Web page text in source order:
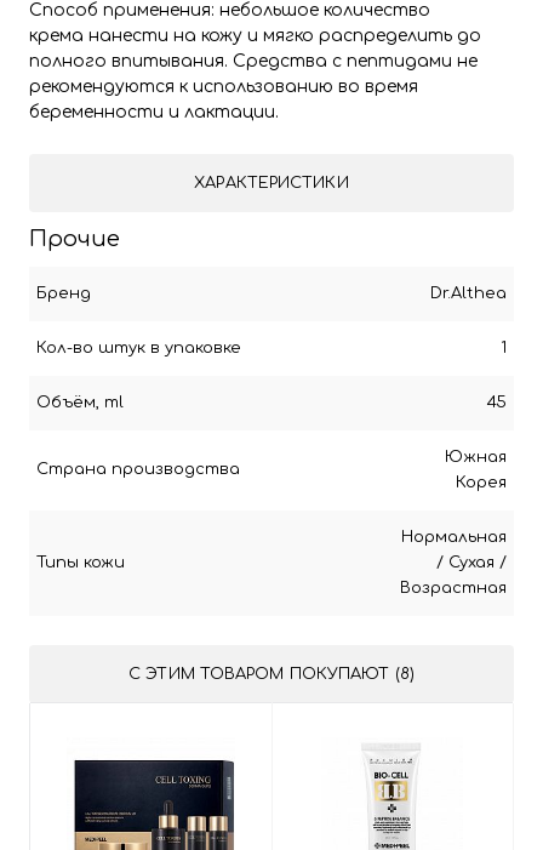
Способ применения: небольшое количество
крема нанести на кожу и мягко распределить до
полного впитывания. Средства с пептидами не
рекомендуются к использованию во время
беременности и лактации.
ХАРАКТЕРИСТИКИ
Прочие
Бренд Dr.Althea
Кол-во штук в упаковке 1
Объём, ml 45
Страна производства
Южная
Корея
Типы кожи
Нормальная
/ Сухая /
Возрастная
С ЭТИМ ТОВАРОМ ПОКУПАЮТ (8)